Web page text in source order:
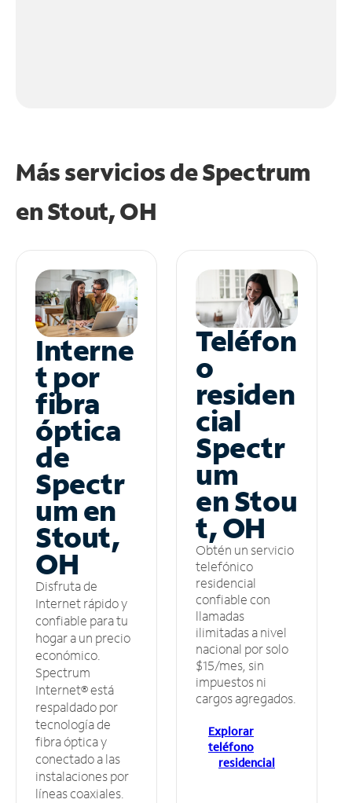
Más servicios de Spectrum
enStout, OH
Interne
t por
fibra
óptica
de
Spectr
um en
Stout,
OH
Disfruta de
Internet rápido y
confiable para tu
hogar a un precio
económico.
Spectrum
Internet® está
respaldado por
tecnología de
fibra óptica y
conectado a las
instalaciones por
líneas coaxiales.
Teléfon
o
residen
cial
Spectr
um
en Stou
t, OH
Obtén un servicio
telefónico
residencial
confiable con
llamadas
ilimitadas a nivel
nacional por solo
$15/mes, sin
impuestos ni
cargos agregados.
Explorar
teléfono
residencial